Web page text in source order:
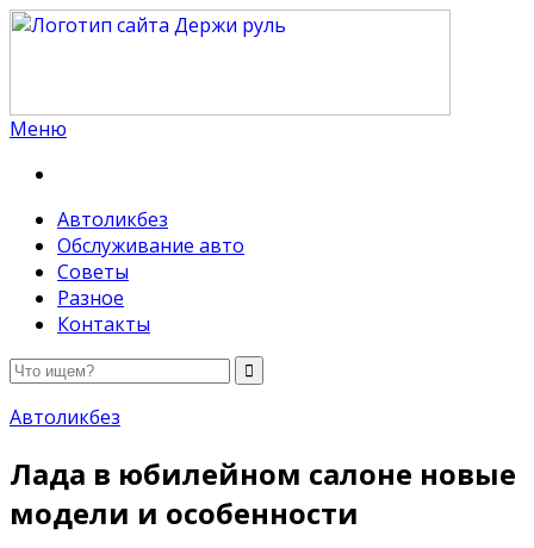
Меню
Автоликбез
Обслуживание авто
Советы
Разное
Контакты
Автоликбез
Лада в юбилейном салоне новые
модели и особенности